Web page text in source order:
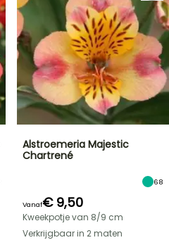
Alstroemeria Majestic
Chartrené
68
Vanaf€ 9,50
Kweekpotje van 8/9 cm
Verkrijgbaar in 2 maten